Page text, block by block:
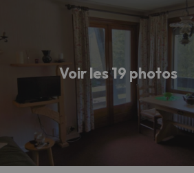
Voir les 19 photos